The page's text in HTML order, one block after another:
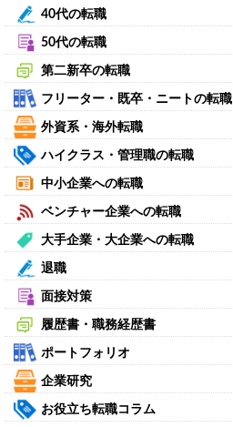
40代の転職
50代の転職
第二新卒の転職
フリーター・既卒・ニートの転職
外資系・海外転職
ハイクラス・管理職の転職
中小企業への転職
ベンチャー企業への転職
大手企業・大企業への転職
退職
面接対策
履歴書・職務経歴書
ポートフォリオ
企業研究
お役立ち転職コラム